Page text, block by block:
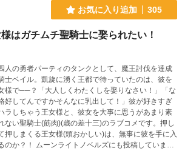
お気に入り追加 305
はガチムチ聖騎士に娶られたい！
人の勇者パーティのタンクとして、魔王討伐を達成
士ベイル。凱旋に湧く王都で待っていたのは、彼を
様で──？「大人しくわたくしを娶りなさい！」「な
好してんですかそんなに乳出して！」彼が好きすぎ
ラしちゃう王女様と、彼女を大事に思うがあまり素
ない聖騎士(筋肉)(歳の差十三)のラブコメです。押し
押しまくる王女様(頭おかしい)は、無事に彼を手に入
のか？！ ムーンライトノベルズにも投稿していま